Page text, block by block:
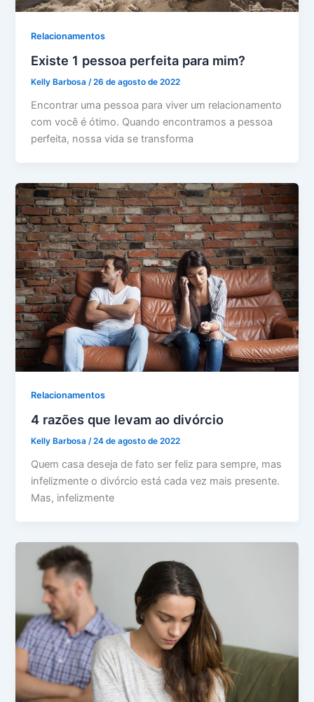
Relacionamentos
Existe 1 pessoa perfeita para mim?
Kelly Barbosa/26 de agosto de 2022
Encontrar uma pessoa para viver um relacionamento
com você é ótimo. Quando encontramos a pessoa
perfeita, nossa vida se transforma
Relacionamentos
4 razões que levam ao divórcio
Kelly Barbosa/24 de agosto de 2022
Quem casa deseja de fato ser feliz para sempre, mas
infelizmente o divórcio está cada vez mais presente.
Mas, infelizmente